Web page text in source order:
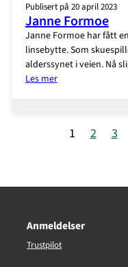
Publisert på 20 april 2023
Janne Formoe
Janne Formoe har fått
linsebytte. Som
alderssynet i veien. Nå
Les mer:
1 2 3
Anmeldelser
Trustpilot